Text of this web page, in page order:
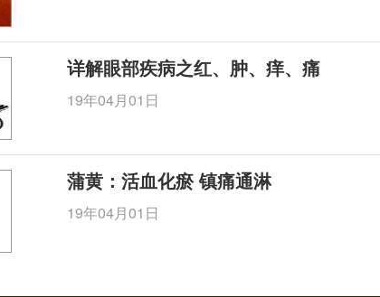
详解眼部疾病之红、肿、痒、痛
19年04月01日
蒲黄：活血化瘀 镇痛通淋
19年04月01日